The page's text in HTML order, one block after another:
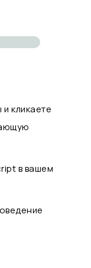
кликаете
в вашем